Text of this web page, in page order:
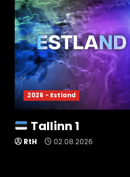
2026 - Estland
Tallinn 1
RtH 02.08.2026